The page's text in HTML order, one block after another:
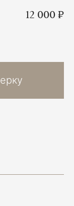
12 000 ₽